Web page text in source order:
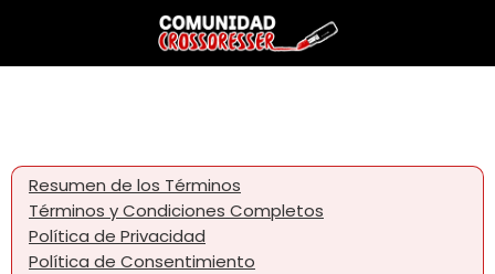
Resumen de los Términos
Términos y Condiciones Completos
Política de Privacidad
Política de Consentimiento